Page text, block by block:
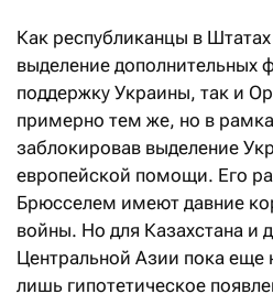
Как республиканцы в
выделение дополнительных
поддержку Украины, так и
примерно тем же, но в
заблокировав выделение
европейской помощи. Его
Брюсселем имеют давние
войны. Но для Казахстана и
Центральной Азии пока еще
лишь гипотетическое